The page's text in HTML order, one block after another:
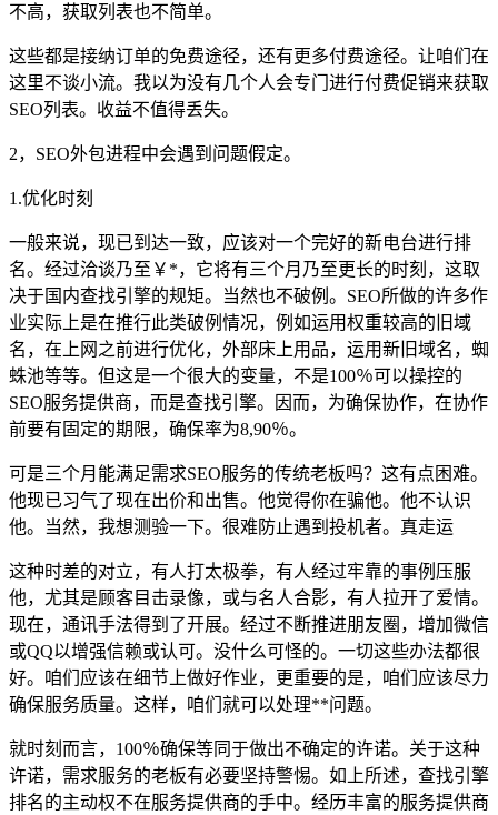
不高，获取列表也不简单。
这些都是接纳订单的免费途径，还有更多付费途径。让咱们在
这里不谈小流。我以为没有几个人会专门进行付费促销来获取
SEO列表。收益不值得丢失。
2，SEO外包进程中会遇到问题假定。
1.优化时刻
一般来说，现已到达一致，应该对一个完好的新电台进行排
名。经过洽谈乃至￥*，它将有三个月乃至更长的时刻，这取
决于国内查找引擎的规矩。当然也不破例。SEO所做的许多作
业实际上是在推行此类破例情况，例如运用权重较高的旧域
名，在上网之前进行优化，外部床上用品，运用新旧域名，蜘
蛛池等等。但这是一个很大的变量，不是100％可以操控的
SEO服务提供商，而是查找引擎。因而，为确保协作，在协作
前要有固定的期限，确保率为8,90％。
可是三个月能满足需求SEO服务的传统老板吗？这有点困难。
他现已习气了现在出价和出售。他觉得你在骗他。他不认识
他。当然，我想测验一下。很难防止遇到投机者。真走运
这种时差的对立，有人打太极拳，有人经过牢靠的事例压服
他，尤其是顾客目击录像，或与名人合影，有人拉开了爱情。
现在，通讯手法得到了开展。经过不断推进朋友圈，增加微信
或QQ以增强信赖或认可。没什么可怪的。一切这些办法都很
好。咱们应该在细节上做好作业，更重要的是，咱们应该尽力
确保服务质量。这样，咱们就可以处理**问题。
就时刻而言，100％确保等同于做出不确定的许诺。关于这种
许诺，需求服务的老板有必要坚持警惕。如上所述，查找引擎
排名的主动权不在服务提供商的手中。经历丰富的服务提供商